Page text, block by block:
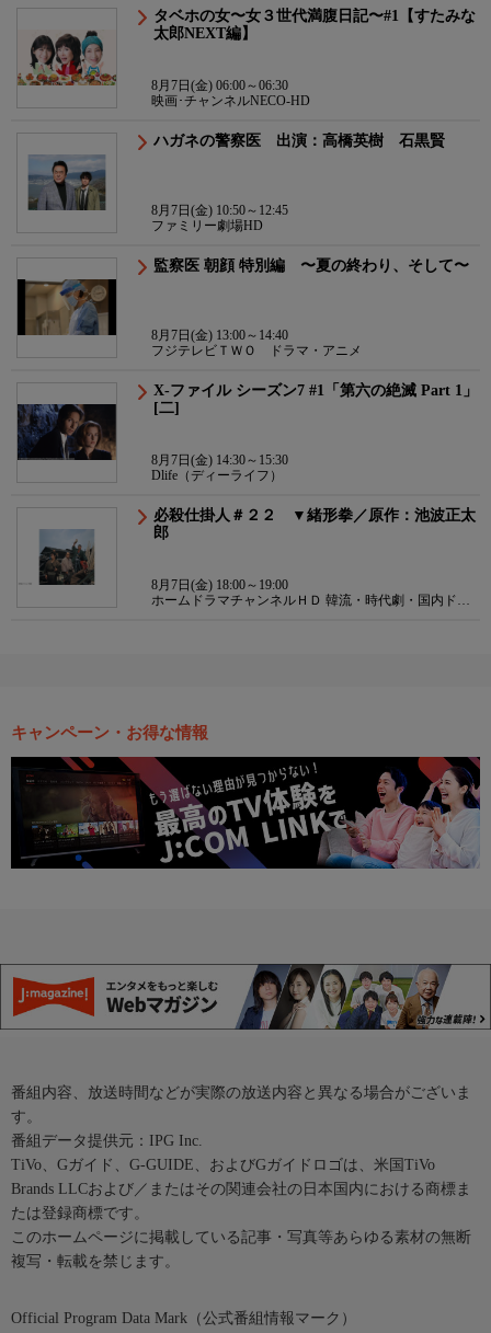
タベホの女〜女３世代満腹日記〜#1【すたみな
太郎NEXT編】
8月7日(金) 06:00～06:30
映画･チャンネルNECO-HD
ハガネの警察医 出演：高橋英樹 石黒賢
8月7日(金) 10:50～12:45
ファミリー劇場HD
監察医 朝顔 特別編 〜夏の終わり、そして〜
8月7日(金) 13:00～14:40
フジテレビＴＷＯ ドラマ・アニメ
X-ファイル シーズン7 #1「第六の絶滅 Part 1」
[二]
8月7日(金) 14:30～15:30
Dlife（ディーライフ）
必殺仕掛人＃２２ ▼緒形拳／原作：池波正太
郎
8月7日(金) 18:00～19:00
ホームドラマチャンネルＨＤ 韓流・時代劇・国内ドラ
キャンペーン・お得な情報
番組内容、放送時間などが実際の放送内容と異なる場合がございま
す。
番組データ提供元：IPG Inc.
TiVo、Gガイド、G-GUIDE、およびGガイドロゴは、米国TiVo
Brands LLCおよび／またはその関連会社の日本国内における商標ま
たは登録商標です。
このホームページに掲載している記事・写真等あらゆる素材の無断
複写・転載を禁じます。
Official Program Data Mark（公式番組情報マーク）